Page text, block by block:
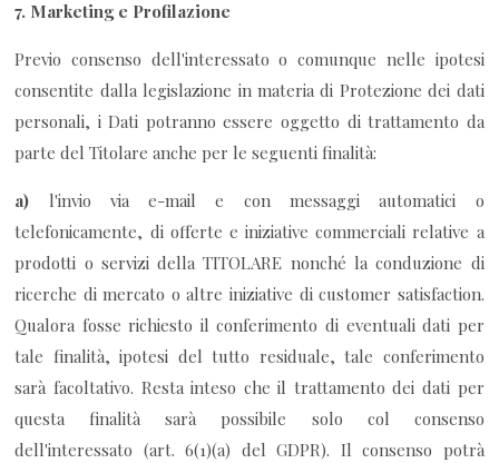
7. Marketing e Profilazione
Previo consenso dell'interessato o comunque nelle ipotesi
consentite dalla legislazione in materia di Protezione dei dati
personali, i Dati potranno essere oggetto di trattamento da
parte del Titolare anche per le seguenti finalità:
a) l'invio via e-mail e con messaggi automatici o
telefonicamente, di offerte e iniziative commerciali relative a
prodotti o servizi della TITOLARE nonché la conduzione di
ricerche di mercato o altre iniziative di customer satisfaction.
Qualora fosse richiesto il conferimento di eventuali dati per
tale finalità, ipotesi del tutto residuale, tale conferimento
sarà facoltativo. Resta inteso che il trattamento dei dati per
questa finalità sarà possibile solo col consenso
dell'interessato (art. 6(1)(a) del GDPR). Il consenso potrà